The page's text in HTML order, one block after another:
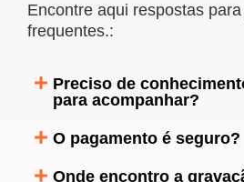
Encontre aqui respostas
frequentes.:
Preciso de
para acompanhar?
O pagamento é seguro?
Onde encontro a